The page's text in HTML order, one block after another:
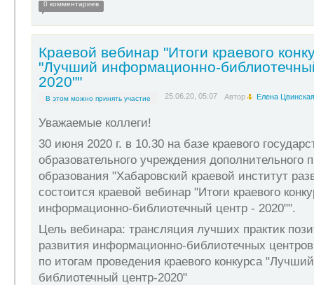
0 комментариев
Краевой вебинар "Итоги краевого
"Лучший информационно-
2020""
В этом можно принять участие 25.06.20, 05:07 Автор Елена Цвинская
Уважаемые коллеги!
30 июня 2020 г. в 10.30 на базе краевого
образовательного учреждения дополнительного
образования "Хабаровский краевой институт
состоится краевой вебинар "Итоги краевого
информационно-библиотечный центр - 2020"".
Цель вебинара: трансляция лучших практик
развития информационно-библиотечных центров
по итогам проведения краевого конкурса
библиотечный центр-2020"